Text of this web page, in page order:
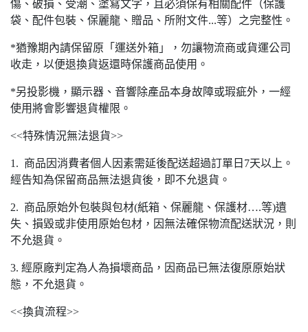
傷、破損、受潮、塗寫文字，且必須保有相關配件（保護
袋、配件包裝、保麗龍、贈品、所附文件...等）之完整性。
*猶豫期內請保留原「運送外箱」，勿讓物流商或貨運公司
收走，以便退換貨返還時保護商品使用。
*另投影機，顯示器、音響除產品本身故障或瑕疵外，一經
使用將會影響退貨權限。
<<特殊情況無法退貨>>
1. 商品因消費者個人因素需延後配送超過訂單日7天以上。
經告知為保留商品無法退貨後，即不允退貨。
2. 商品原始外包裝與包材(紙箱、保麗龍、保護材….等)遺
失、損毀或非使用原始包材，因無法確保物流配送狀況，則
不允退貨。
3. 經原廠判定為人為損壞商品，因商品已無法復原原始狀
態，不允退貨。
<<換貨流程>>